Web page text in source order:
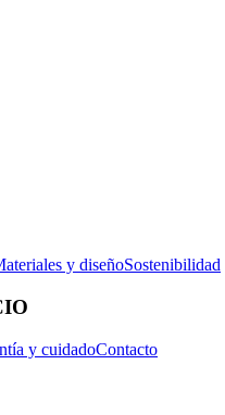
y diseñoSostenibilidad
y cuidadoContacto